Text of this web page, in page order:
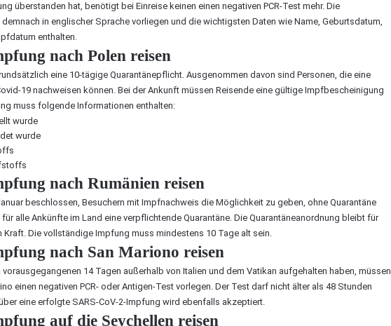
überstanden hat, benötigt bei Einreise keinen einen negativen PCR-Test mehr. Die
in englischer Sprache vorliegen und die wichtigsten Daten wie Name, Geburtsdatum,
enthalten.
nach Polen reisen
eine 10-tägige Quarantänepflicht. Ausgenommen davon sind Personen, die eine
19 nachweisen können. Bei der Ankunft müssen Reisende eine gültige Impfbescheinigung
muss folgende Informationen enthalten:
wurde
wurde
nach Rumänien reisen
beschlossen, Besuchern mit Impfnachweis die Möglichkeit zu geben, ohne Quarantäne
alle Ankünfte im Land eine verpflichtende Quarantäne. Die Quarantäneanordnung bleibt für
Kraft. Die vollständige Impfung muss mindestens 10 Tage alt sein.
nach San Mariono reisen
14 Tagen außerhalb von Italien und dem Vatikan aufgehalten haben, müssen
einen negativen PCR- oder Antigen-Test vorlegen. Der Test darf nicht älter als 48 Stunden
eine erfolgte SARS-CoV-2-Impfung wird ebenfalls akzeptiert.
auf die Seychellen reisen